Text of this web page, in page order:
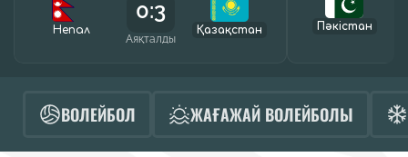
Непал
0:3
Аяқталды
Қазақcтан
Пәкістан
ВОЛЕЙБОЛ ЖАҒАЖАЙ ВОЛЕЙБОЛЫ